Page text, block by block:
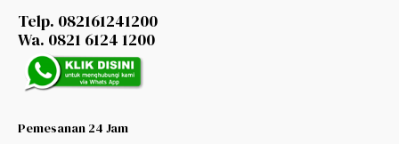
Telp. 082161241200
Wa. 0821 6124 1200
Pemesanan 24 Jam